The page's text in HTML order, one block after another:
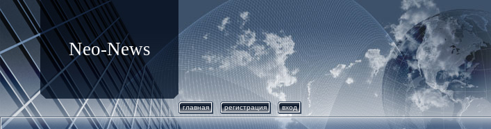
Neo-News
главная регистрация вход